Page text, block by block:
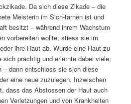
Da sich diese Zikade – die
Meisterin im Sich-tarnen ist und
besitzt – während ihrem Wachstum
vorbereiten wollte, stiess sie im
ihre Haut ab. Wurde eine Haut zu
prächtig und erlernte dabei viele,
– dann entschloss sie sich diese
eine neue zuzulegen. Inzwischen
dass das Abstossen der Haut auch
Verletzungen und von Krankheiten